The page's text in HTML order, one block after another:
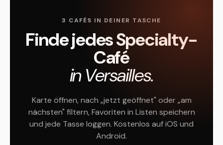
3 CAFÉS IN DEINER TASCHE
Finde jedes Specialty-
Café
in Versailles.
Karte öffnen, nach „jetzt geöffnet" oder „am
nächsten" filtern, Favoriten in Listen speichern
und jede Tasse loggen. Kostenlos auf iOS und
Android.